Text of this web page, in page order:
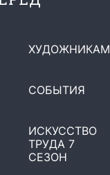
ХУДОЖНИКАМ
СОБЫТИЯ
ИСКУССТВО
ТРУДА 7
СЕЗОН